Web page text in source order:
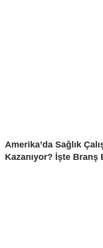
Amerika’da Sağlık
Kazanıyor? İşte Branş